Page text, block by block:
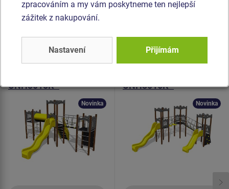
Podobnézboží
UNH3018K -
Novinka
UNH3016K -
Novinka
zpracováním a my vám poskytneme ten nejlepší
zážitek z nakupování.
Nastavení Přijímám